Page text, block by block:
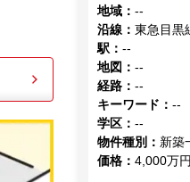
地域 ：--
沿線 ：東急目黒
駅 ：--
地図 ：--
経路 ：--
キーワード ：--
学区 ：--
物件種別 ： 新築
価格 ：4,000万